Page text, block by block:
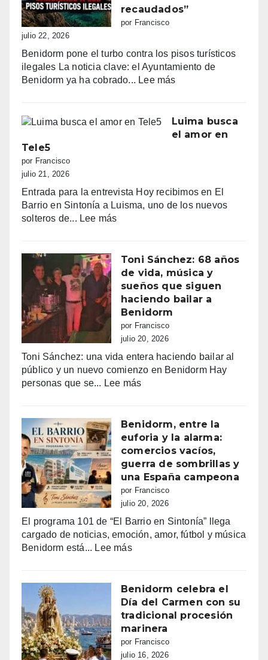
línea:
quejas
vecinales
con
zonas
recaudados”
por Francisco
julio 22, 2026
Benidorm pone el turbo contra los pisos turísticos
ilegales La noticia clave: el Ayuntamiento de
Benidorm ya ha cobrado... Lee más:
la
guerra
ilegales:
primeras
de
100.000
euros
recaudados”
Luima busca
el amor en
Tele5
por Francisco
julio 21, 2026
Entrada para la entrevista Hoy recibimos en El
Barrio en Sintonía a Luisma, uno de los nuevos
solteros de... Lee más:
el
amor
en
Tele5
Toni Sánchez: 68 años
de vida, música y
sueños que siguen
haciendo bailar a
Benidorm
por Francisco
julio 20, 2026
Toni Sánchez: una vida entera haciendo bailar al
público y un nuevo comienzo en Benidorm Hay
personas que se... Lee más:
68
años
de
vida,
música
y
sueños
siguen
haciendo
Benidorm, entre la
euforia y la alarma:
comercios vacíos,
guerra de sombrillas y
una España campeona
por Francisco
julio 20, 2026
El programa 101 de “El Barrio en Sintonía” llega
cargado de noticias, emoción, amor, fútbol y música
Benidorm está... Lee más:
la
euforia
y
la
alarma:
comercios
Benidorm celebra el
Día del Carmen con su
tradicional procesión
marinera
por Francisco
julio 16, 2026